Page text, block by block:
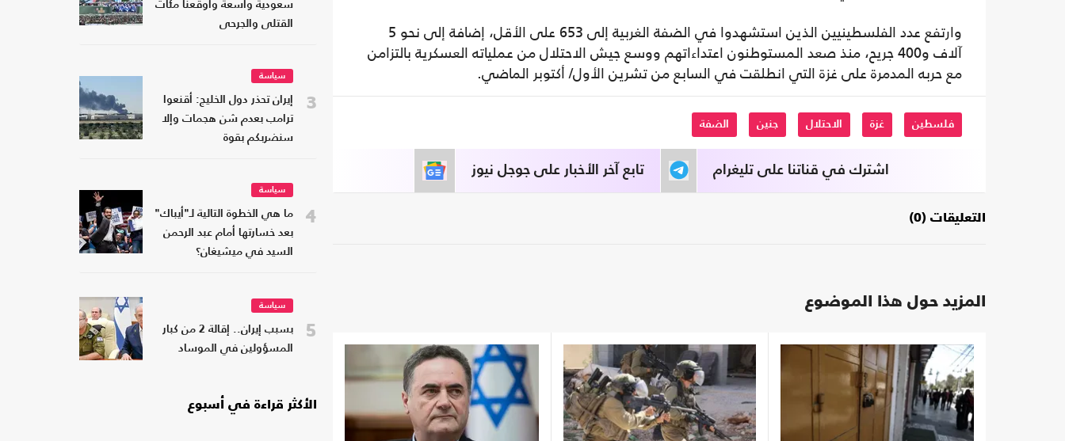
وارتفع عدد الفلسطينيين الذين استشهدوا في الضفة الغربية إلى 653 على الأقل، إضافة إلى نحو 5
آلاف و400 جريح، منذ صعد المستوطنون اعتداءاتهم ووسع جيش الاحتلال من عملياته العسكرية بالتزامن
مع حربه المدمرة على غزة التي انطلقت في السابع من تشرين الأول/ أكتوبر الماضي.
فلسطين غزة الاحتلال جنين الضفة
تابع آخر الأخبار على جوجل نيوز اشترك في قناتنا على تليغرام
التعليقات (0)
المزيد حول هذا الموضوع
سعودية واسعة وأوقعنا مئات
القتلى والجرحى
3
سياسة
إيران تحذر دول الخليج: أقنعوا
ترامب بعدم شن هجمات وإلا
سنضربكم بقوة
4
سياسة
ما هي الخطوة التالية لـ"أيباك"
بعد خسارتها أمام عبد الرحمن
السيد في ميشيغان؟
5
سياسة
بسبب إيران.. إقالة 2 من كبار
المسؤولين في الموساد
الأكثر قراءة في أسبوع